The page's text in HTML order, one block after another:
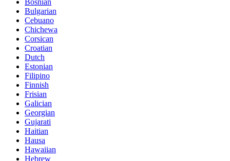
Bosnian
Bulgarian
Cebuano
Chichewa
Corsican
Croatian
Dutch
Estonian
Filipino
Finnish
Frisian
Galician
Georgian
Gujarati
Haitian
Hausa
Hawaiian
Hebrew